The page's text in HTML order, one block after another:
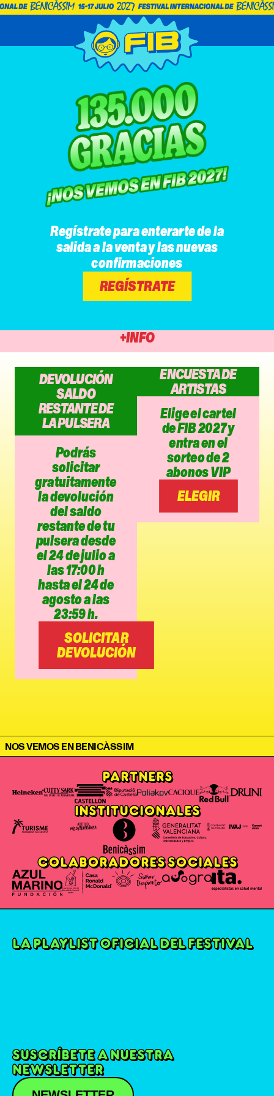
Regístrate para enterarte de la
salida a la venta y las nuevas
confirmaciones
REGÍSTRATE
+INFO
DEVOLUCIÓN
SALDO
RESTANTE DE
LA PULSERA
Podrás
solicitar
gratuitamente
la devolución
del saldo
restante de tu
pulsera desde
el 24 de julio a
las17:00 h
hasta el24de
agosto a las
23:59 h.
SOLICITAR
DEVOLUCIÓN
ENCUESTA DE
ARTISTAS
Elige el cartel
de FIB 2027 y
entra en el
sorteo de 2
abonos VIP
ELEGIR
NOS VEMOS EN BENICÀSSIM
PARTNERS
INSTITUCIONALES
COLABORADORES SOCIALES
SUSCRÍBETE A NUESTRA
NEWSLETTER
LA PLAYLIST OFICIAL DEL FESTIVAL